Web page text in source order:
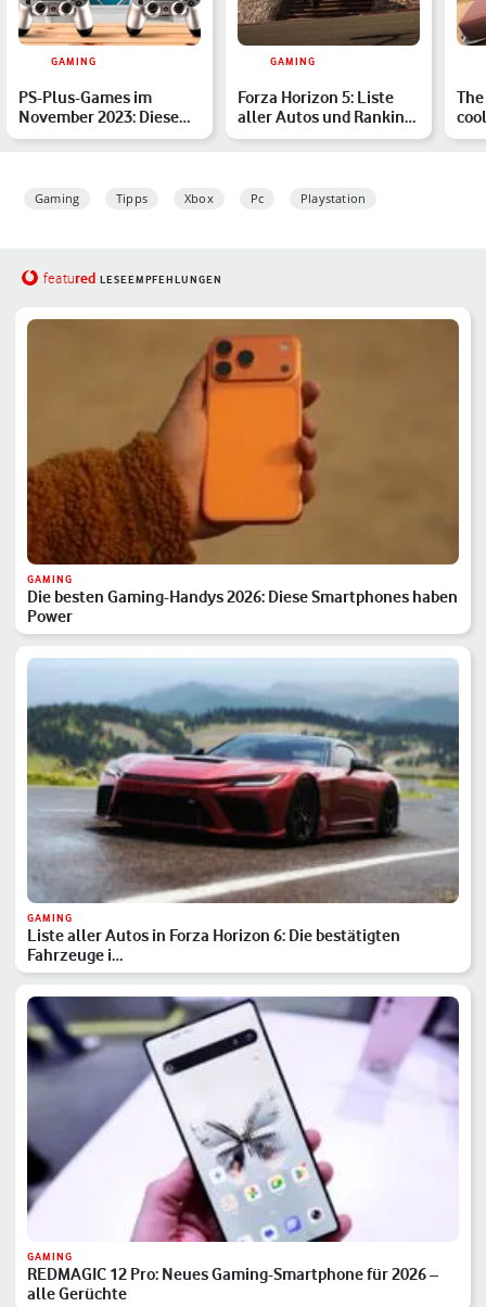
GAMING
PS-Plus-Games im
November 2023: Diese
Spiele sind dabei
GAMING
Forza Horizon 5: Liste
aller Autos und Ranking
der schnellsten Wa…
Gaming Tipps Xbox Pc Playstation
featured LESEEMPFEHLUNGEN
GAMING
Die besten Gaming-Handys 2026: Diese Smartphones haben
Power
GAMING
Liste aller Autos in Forza Horizon 6: Die bestätigten
Fahrzeuge i…
GAMING
REDMAGIC 12 Pro: Neues Gaming-Smartphone für 2026 –
alle Gerüchte